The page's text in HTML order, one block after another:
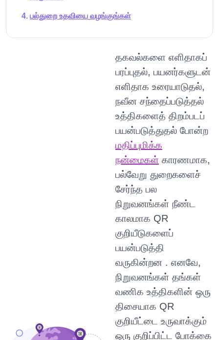
பல்துறை உதவியை வழங்குங்கள்
தகவல்களை எளிதாகப்
பரப்புதல், பயனர்களுடன்
எளிதாக உரையாடுதல்,
நவீன சந்தைப்படுத்தல்
உத்திகளைத் திறம்படப்
பயன்படுத்துதல் போன்ற
மதிப்புமிக்க
நன்மைகள் காரணமாக,
பல்வேறு துறைகளைச்
சேர்ந்த பல
நிறுவனங்கள் நீண்ட
காலமாக QR
குறியீடுகளைப்
பயன்படுத்தி
வருகின்றன . எனவே,
நிறுவனங்கள் தங்கள்
வணிக உத்திகளின் ஒரு
திசையாக QR
குறியீட்டை உருவாக்கும்
ஒரு குறிப்பிட்ட போக்கை